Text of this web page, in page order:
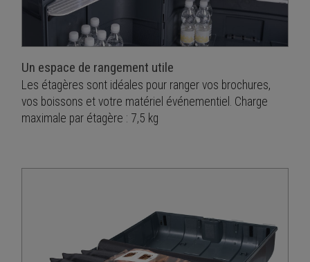
Un espace de rangement utile
Les étagères sont idéales pour ranger vos brochures,
vos boissons et votre matériel événementiel. Charge
maximale par étagère : 7,5 kg